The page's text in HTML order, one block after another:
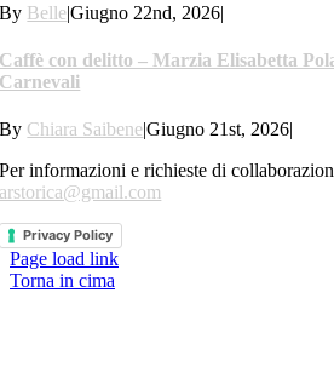
By Belle|Giugno 22nd, 2026|
Caffè con delitto – Marzia Elisabetta
Carnevali
By Chiara Saibene|Giugno 21st, 2026
Per informazioni e richieste di
arstorica@gmail.com
Privacy Policy
Page load link
Torna in cima